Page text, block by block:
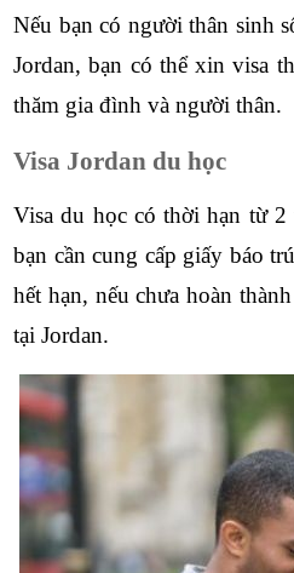
Nếu bạn có người thân sinh
Jordan, bạn có thể xin visa
thăm gia đình và người thân.
Visa Jordan du học
Visa du học có thời hạn từ
bạn cần cung cấp giấy báo
hết hạn, nếu chưa hoàn
tại Jordan.